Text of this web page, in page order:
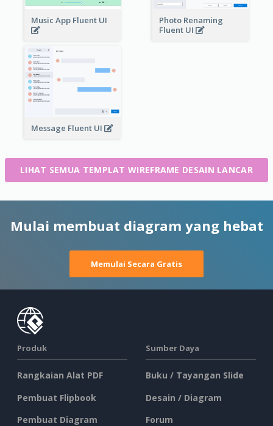
Music App Fluent UI
Photo Renaming
Fluent UI
Message Fluent UI
LIHAT SEMUA TEMPLAT WIREFRAME DESAIN LANCAR
Mulai membuat diagram yang hebat
Memulai Secara Gratis
Produk
Rangkaian Alat PDF
Pembuat Flipbook
Pembuat Diagram
Sumber Daya
Buku / Tayangan Slide
Desain / Diagram
Forum